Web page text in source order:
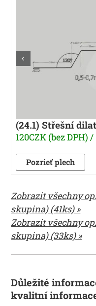
(24.1) Střešní
120CZK (bez DPH)
Pozrieť plech
Zobrazit všechny
skupina) (41ks) »
Zobrazit všechny
skupina) (33ks) »
Důležité
kvalitní